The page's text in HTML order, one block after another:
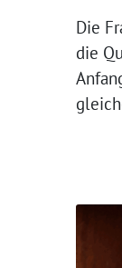
Die
die